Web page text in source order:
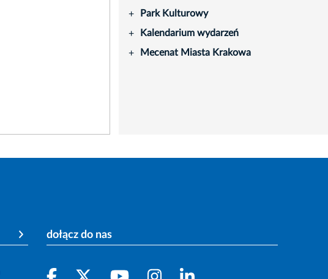
+ Park Kulturowy
+ Kalendarium wydarzeń
+ Mecenat Miasta Krakowa
dołącz do nas